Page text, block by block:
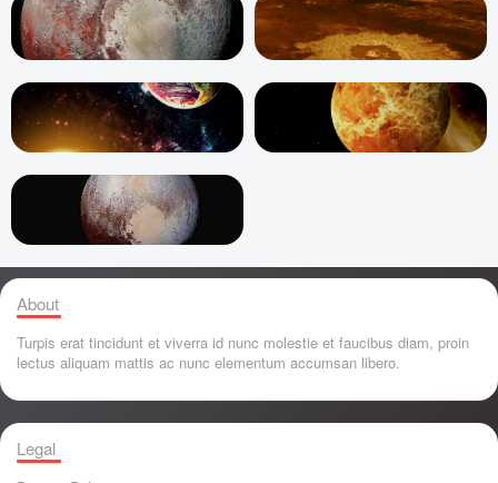
About
Turpis erat tincidunt et viverra id nunc molestie et faucibus diam, proin
lectus aliquam mattis ac nunc elementum accumsan libero.
Legal